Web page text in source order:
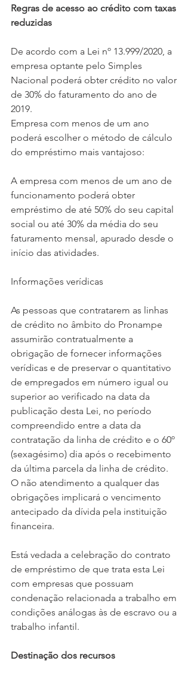
Regras de acesso ao crédito com taxas
reduzidas
De acordo com a Lei nº 13.999/2020, a
empresa optante pelo Simples
Nacional poderá obter crédito no valor
de 30% do faturamento do ano de
2019.
Empresa com menos de um ano
poderá escolher o método de cálculo
do empréstimo mais vantajoso:
A empresa com menos de um ano de
funcionamento poderá obter
empréstimo de até 50% do seu capital
social ou até 30% da média do seu
faturamento mensal, apurado desde o
início das atividades.
Informações verídicas
As pessoas que contratarem as linhas
de crédito no âmbito do Pronampe
assumirão contratualmente a
obrigação de fornecer informações
verídicas e de preservar o quantitativo
de empregados em número igual ou
superior ao verificado na data da
publicação desta Lei, no período
compreendido entre a data da
contratação da linha de crédito e o 60º
(sexagésimo) dia após o recebimento
da última parcela da linha de crédito.
O não atendimento a qualquer das
obrigações implicará o vencimento
antecipado da dívida pela instituição
financeira.
Está vedada a celebração do contrato
de empréstimo de que trata esta Lei
com empresas que possuam
condenação relacionada a trabalho em
condições análogas às de escravo ou a
trabalho infantil.
Destinação dos recursos